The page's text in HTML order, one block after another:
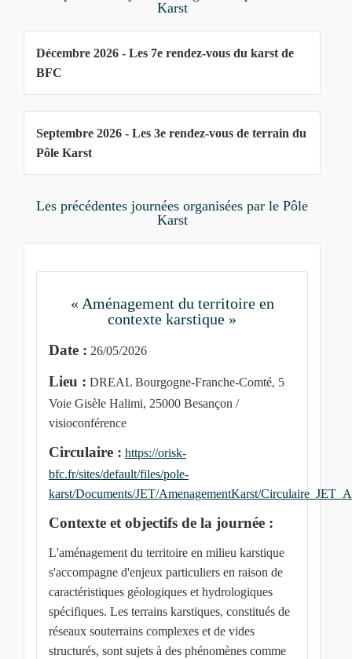
Karst
Décembre 2026 - Les 7e rendez-vous du karst de
BFC
Septembre 2026 - Les 3e rendez-vous de terrain du
Pôle Karst
Les précédentes journées organisées par le Pôle
Karst
« Aménagement du territoire en
contexte karstique »
Date : 26/05/2026
Lieu : DREAL Bourgogne-Franche-Comté, 5
Voie Gisèle Halimi, 25000 Besançon /
visioconférence
Circulaire : https://orisk-
bfc.fr/sites/default/files/pole-
karst/Documents/JET/AmenagementKarst/
Contexte et objectifs de la journée :
L'aménagement du territoire en milieu karstique
s'accompagne d'enjeux particuliers en raison de
caractéristiques géologiques et hydrologiques
spécifiques. Les terrains karstiques, constitués de
réseaux souterrains complexes et de vides
structurés, sont sujets à des phénomènes comme